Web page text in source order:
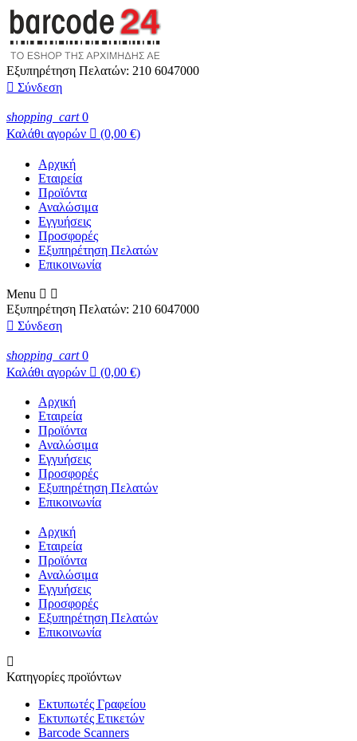
Εξυπηρέτηση Πελατών: 210 6047000
 Σύνδεση
shopping_cart 0
Καλάθι αγορών  (0,00 €)
Αρχική
Εταιρεία
Προϊόντα
Αναλώσιμα
Εγγυήσεις
Προσφορές
Εξυπηρέτηση Πελατών
Επικοινωνία
Menu  
Εξυπηρέτηση Πελατών: 210 6047000
 Σύνδεση
shopping_cart 0
Καλάθι αγορών  (0,00 €)
Αρχική
Εταιρεία
Προϊόντα
Αναλώσιμα
Εγγυήσεις
Προσφορές
Εξυπηρέτηση Πελατών
Επικοινωνία
Αρχική
Εταιρεία
Προϊόντα
Αναλώσιμα
Εγγυήσεις
Προσφορές
Εξυπηρέτηση Πελατών
Επικοινωνία

Κατηγορίες προϊόντων
Εκτυπωτές Γραφείου
Εκτυπωτές Ετικετών
Barcode Scanners